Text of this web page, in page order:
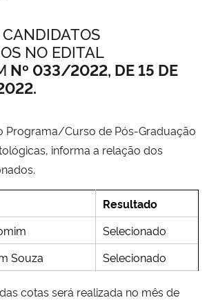
NO EDITAL
Nº 033/2022, DE 15 DE
Programa/Curso de Pós-Graduação
informa a relação dos
Resultado
Selecionado
Souza
Selecionado
cotas será realizada no mês de